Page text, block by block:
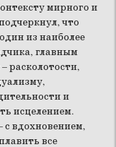
мирного и
что
из наиболее
главным
расколотости,
и
исцелением.
с вдохновением,
все